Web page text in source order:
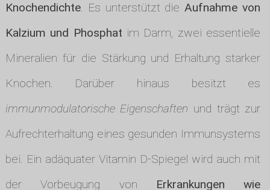
Knochendichte. Es unterstützt dieAufnahme von
Kalzium und Phosphat im Darm, zwei essentielle
Mineralien für die Stärkung und Erhaltung starker
Knochen. Darüber hinaus besitzt es
immunmodulatorische Eigenschaften und trägt zur
Aufrechterhaltung eines gesunden Immunsystems
bei. Ein adäquater Vitamin D-Spiegel wird auch mit
der Vorbeugung von Erkrankungen wie